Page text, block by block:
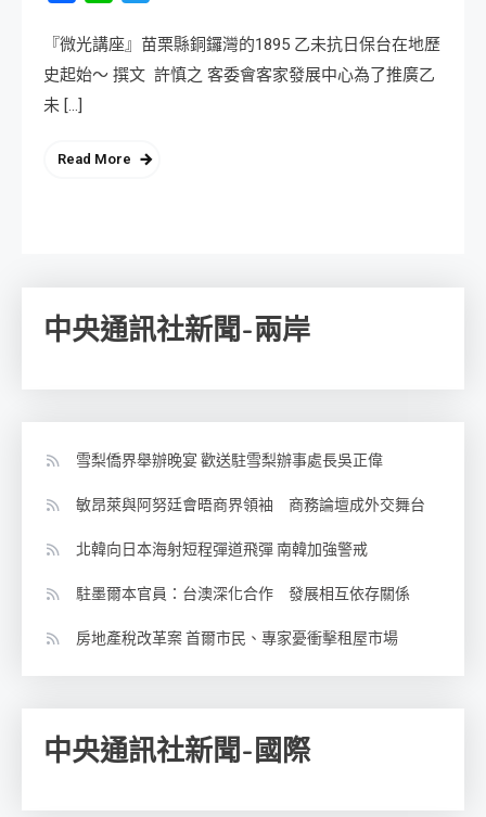
『微光講座』苗栗縣銅鑼灣的1895 乙未抗日保台在地歷
史起始～ 撰文 許慎之 客委會客家發展中心為了推廣乙
未 […]
Read More
中央通訊社新聞-兩岸
雪梨僑界舉辦晚宴 歡送駐雪梨辦事處長吳正偉
敏昂萊與阿努廷會晤商界領袖 商務論壇成外交舞台
北韓向日本海射短程彈道飛彈 南韓加強警戒
駐墨爾本官員：台澳深化合作 發展相互依存關係
房地產稅改革案 首爾市民、專家憂衝擊租屋市場
中央通訊社新聞-國際